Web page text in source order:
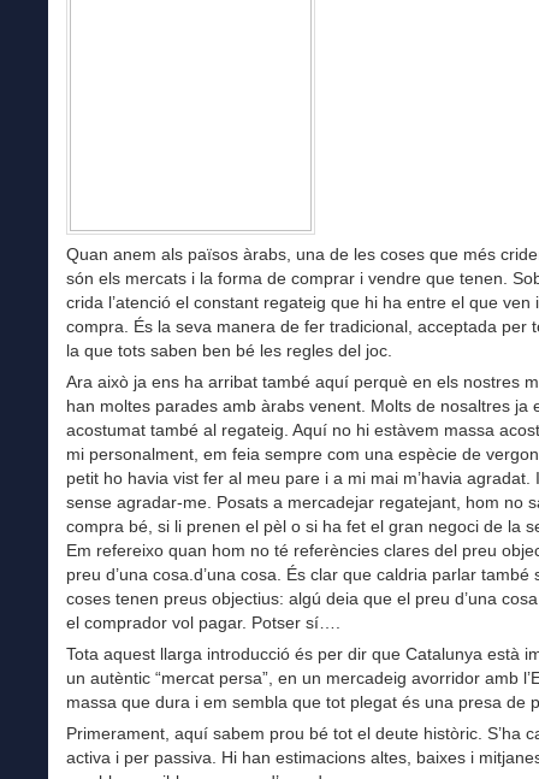
Quan anem als països àrabs, una de les coses que més
són els mercats i la forma de comprar i vendre que tenen.
crida l’atenció el constant regateig que hi ha entre el que ven
compra. És la seva manera de fer tradicional, acceptada per
la que tots saben ben bé les regles del joc.
Ara això ja ens ha arribat també aquí perquè en els nostres
han moltes parades amb àrabs venent. Molts de nosaltres ja
acostumat també al regateig. Aquí no hi estàvem massa
mi personalment, em feia sempre com una espècie de
petit ho havia vist fer al meu pare i a mi mai m’havia agradat.
sense agradar-me. Posats a mercadejar regatejant, hom no
compra bé, si li prenen el pèl o si ha fet el gran negoci de la
Em refereixo quan hom no té referències clares del preu
preu d’una cosa.d’una cosa. És clar que caldria parlar també
coses tenen preus objectius: algú deia que el preu d’una
el comprador vol pagar. Potser sí….
Tota aquest llarga introducció és per dir que Catalunya està
un autèntic “mercat persa”, en un mercadeig avorridor amb
massa que dura i em sembla que tot plegat és una presa de
Primerament, aquí sabem prou bé tot el deute històric. S’ha
activa i per passiva. Hi han estimacions altes, baixes i